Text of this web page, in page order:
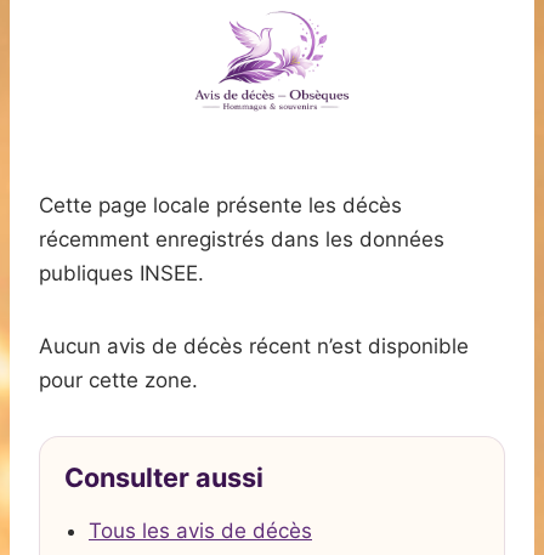
Cette page locale présente les décès
récemment enregistrés dans les données
publiques INSEE.
Aucun avis de décès récent n’est disponible
pour cette zone.
Consulter aussi
Tous les avis de décès